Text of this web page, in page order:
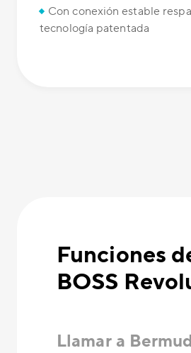
Con conexión estable
tecnología patentada
Funciones
BOSS
Llamar a